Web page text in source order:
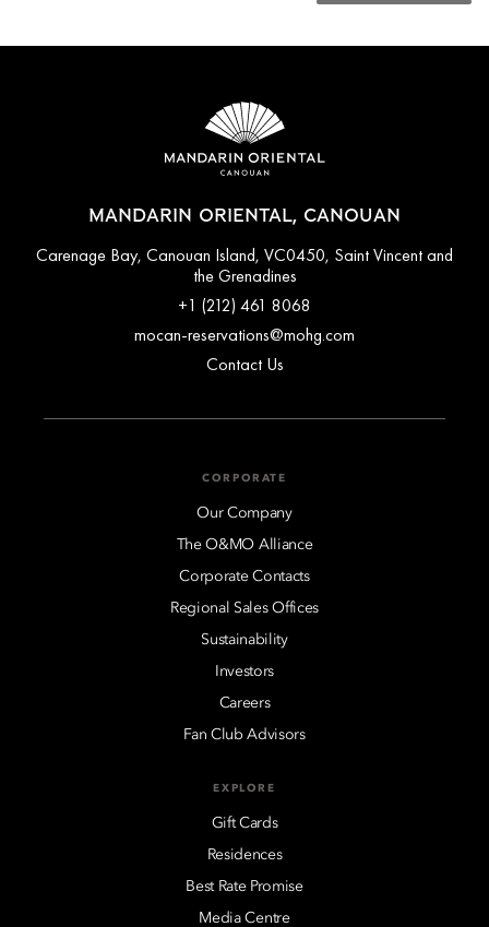
MANDARIN ORIENTAL, CANOUAN
Carenage Bay, Canouan Island, VC0450, Saint Vincent and
the Grenadines
+1 (212) 461 8068
mocan-reservations@mohg.com
Contact Us
CORPORATE
Our Company
The O&MO Alliance
Corporate Contacts
Regional Sales Offices
Sustainability
Investors
Careers
Fan Club Advisors
EXPLORE
Gift Cards
Residences
Best Rate Promise
Media Centre